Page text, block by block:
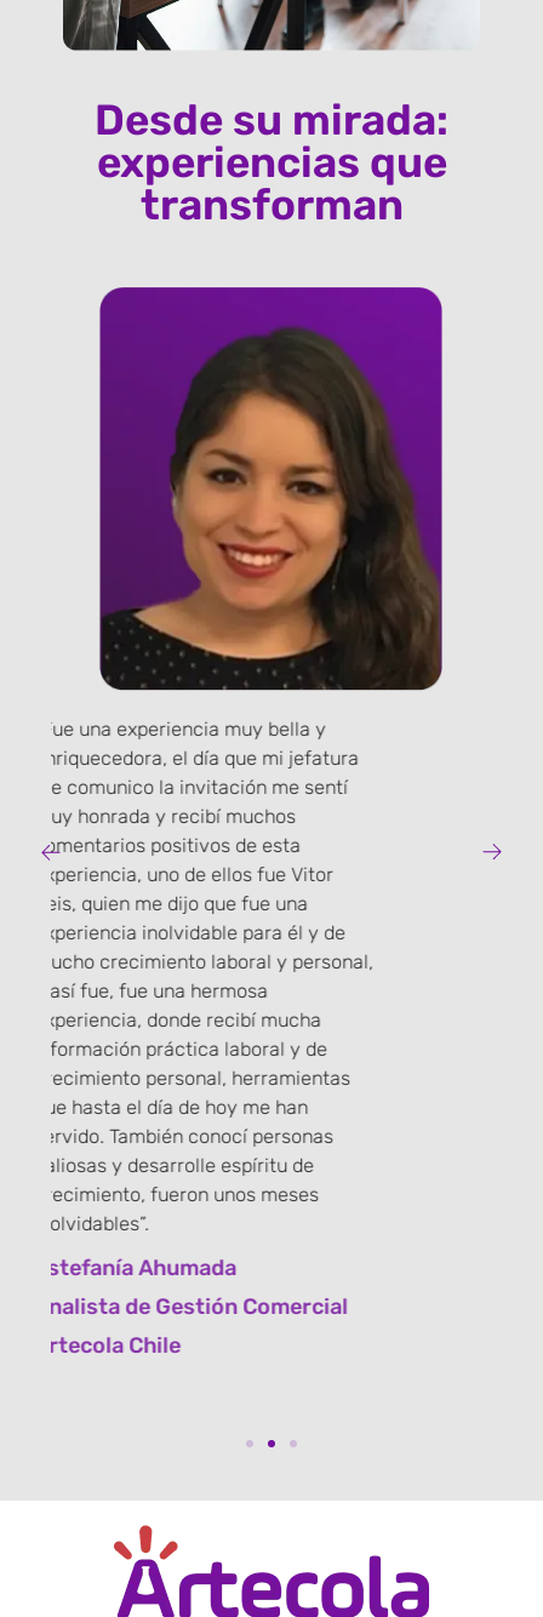
Desde su mirada:
experiencias que
transforman
“Fue una experiencia muy bella y
enriquecedora, el día que mi jefatura
me comunico la invitación me sentí
muy honrada y recibí muchos
comentarios positivos de esta
experiencia, uno de ellos fue Vitor
Reis, quien me dijo que fue una
experiencia inolvidable para él y de
mucho crecimiento laboral y personal,
y así fue, fue una hermosa
experiencia, donde recibí mucha
información práctica laboral y de
crecimiento personal, herramientas
que hasta el día de hoy me han
servido. También conocí personas
valiosas y desarrolle espíritu de
crecimiento, fueron unos meses
inolvidables”.
Estefanía Ahumada
Analista de Gestión Comercial
Artecola Chile